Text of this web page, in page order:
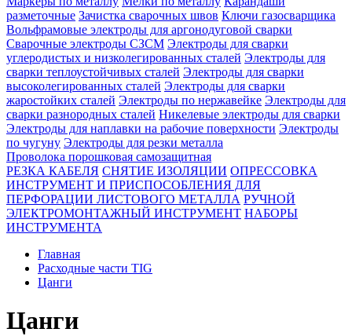
разметочные Зачистка сварочных швов Ключи газосварщика
Вольфрамовые электроды для аргонодуговой сварки
Сварочные электроды СЗСМ Электроды для сварки
углеродистых и низколегированных сталей Электроды для
сварки теплоустойчивых сталей Электроды для сварки
высоколегированных сталей Электроды для сварки
жаростойких сталей Электроды по нержавейке Электроды для
сварки разнородных сталей Никелевые электроды для сварки
Электроды для наплавки на рабочие поверхности Электроды
по чугуну Электроды для резки металла
Проволока порошковая самозащитная
РЕЗКА КАБЕЛЯ СНЯТИЕ ИЗОЛЯЦИИ ОПРЕССОВКА
ИНСТРУМЕНТ И ПРИСПОСОБЛЕНИЯ ДЛЯ
ПЕРФОРАЦИИ ЛИСТОВОГО МЕТАЛЛА РУЧНОЙ
ЭЛЕКТРОМОНТАЖНЫЙ ИНСТРУМЕНТ НАБОРЫ
ИНСТРУМЕНТА
Главная
Расходные части TIG
Цанги
Цанги